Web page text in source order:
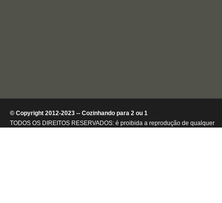
© Copyright 2012-2023 -- Cozinhando para 2 ou 1
TODOS OS DIREITOS RESERVADOS: é proibida a reprodução de qualquer